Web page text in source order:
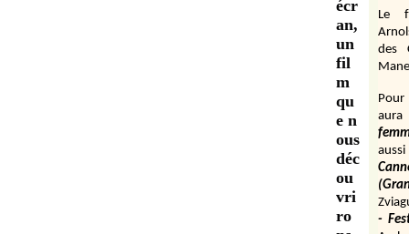
écr
an,
un
fil
m
qu
e n
ous
déc
ou
vri
ro
Le
des
Pour
aura
aussi
-